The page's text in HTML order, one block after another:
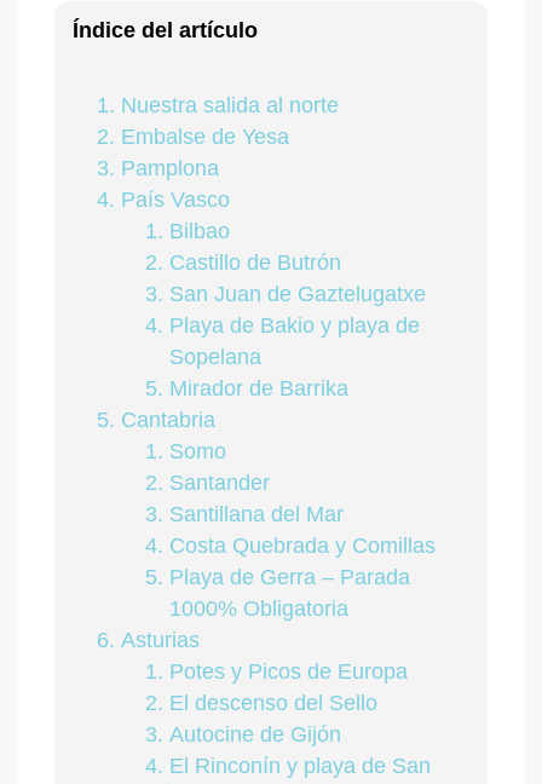
Índice del artículo
Nuestra salida al norte
Embalse de Yesa
Pamplona
País Vasco
Bilbao
Castillo de Butrón
San Juan de Gaztelugatxe
Playa de Bakio y playa de
Sopelana
Mirador de Barrika
Cantabria
Somo
Santander
Santillana del Mar
Costa Quebrada y Comillas
Playa de Gerra – Parada
1000% Obligatoria
Asturias
Potes y Picos de Europa
El descenso del Sello
Autocine de Gijón
El Rinconín y playa de San